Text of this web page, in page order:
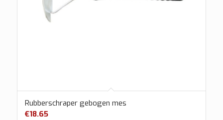
Rubberschraper gebogen mes
€18.65